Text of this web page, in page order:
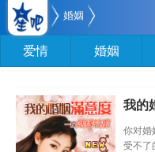
婚姻
爱情 婚姻
我的
你对婚
受不了